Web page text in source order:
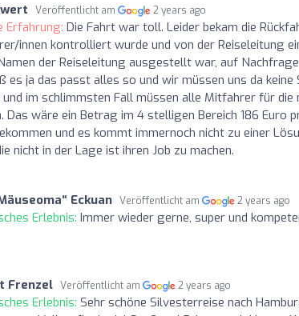
Veröffentlicht am 2 years ago
Erfahrung: Die Fahrt war toll. Leider bekam die
innen kontrolliert wurde und von der Reiseleitung
der Reiseleitung ausgestellt war, auf
es ja das passt alles so und wir müssen uns da
und im schlimmsten Fall müssen alle Mitfahrer für die
Das wäre ein Betrag im 4 stelligen Bereich 186 Euro
und es kommt immernoch nicht zu einer
nicht in der Lage ist ihren Job zu machen.
Eckuan Veröffentlicht am 2 years ago
Erlebnis: Immer wieder gerne, super und
Frenzel Veröffentlicht am 2 years ago
Erlebnis: Sehr schöne Silvesterreise nach